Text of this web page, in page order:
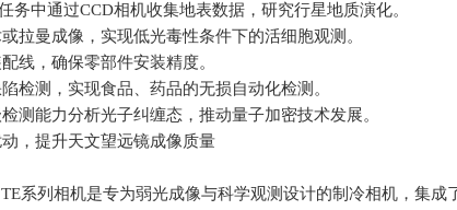
务中通过CCD相机收集地表数据，研究行星地质演化。
拉曼成像，实现低光毒性条件下的活细胞观测。
线，确保零部件安装精度。
检测，实现食品、药品的无损自动化检测。
测能力分析光子纠缠态，推动量子加密技术发展。
，提升天文望远镜成像质量
系列相机是专为弱光成像与科学观测设计的制冷相机，集成